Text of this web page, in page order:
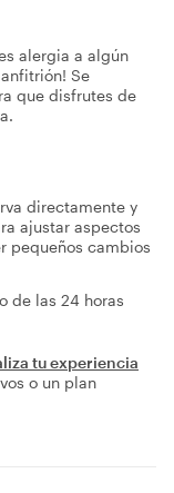
alergia a algún
Se
que disfrutes de
directamente y
ajustar aspectos
pequeños cambios
de las 24 horas
tu experiencia
o un plan